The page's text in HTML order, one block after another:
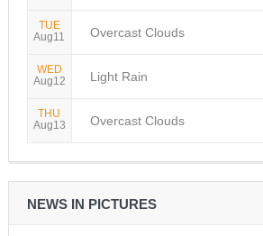
TUE
Aug11
Overcast Clouds
WED
Aug12
Light Rain
THU
Aug13
Overcast Clouds
NEWS IN PICTURES